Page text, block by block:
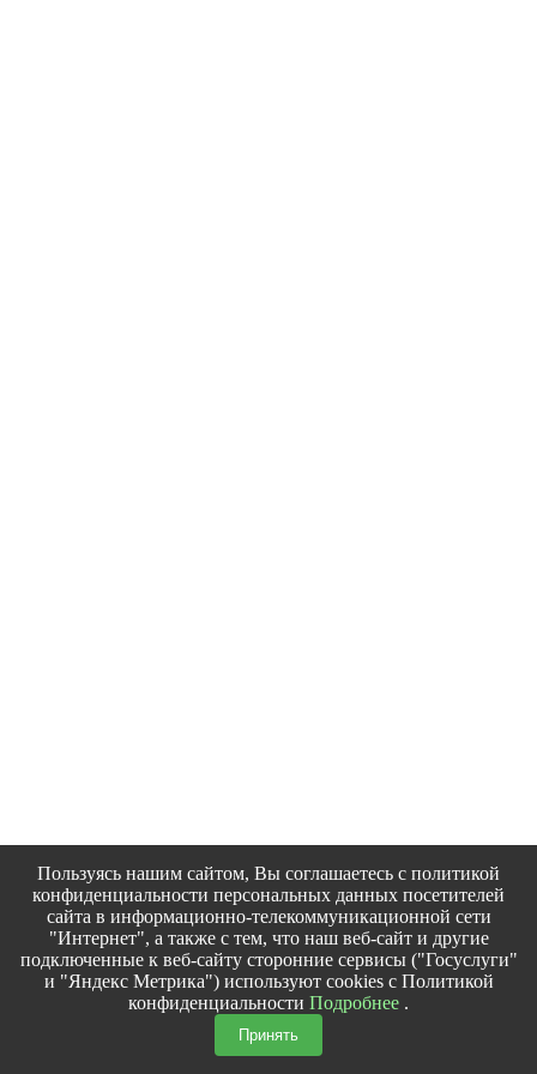
Пользуясь нашим сайтом, Вы соглашаетесь с политикой
конфиденциальности персональных данных посетителей
сайта в информационно-телекоммуникационной сети
"Интернет", а также с тем, что наш веб-сайт и другие
подключенные к веб-сайту сторонние сервисы ("Госуслуги"
и "Яндекс Метрика") используют cookies с Политикой
конфиденциальности Подробнее .
Принять